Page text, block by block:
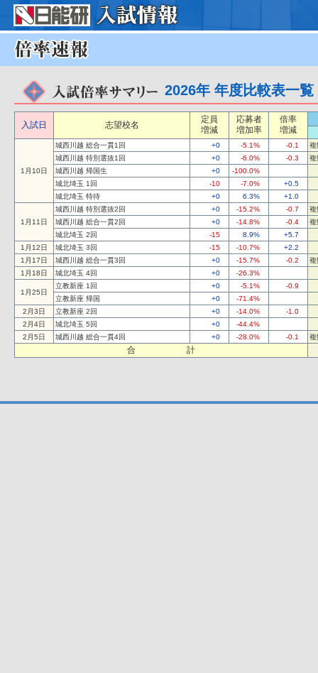
2026年 年度比較表一覧
入試日 志望校名
定員
増減
応募者
増加率
倍率
増減
1月10日
城西川越 総合一貫1回 +0 -5.1% -0.1
城西川越 特別選抜1回
+0 -6.0% -0.3
城西川越 帰国生
+0
-100.0%
城北埼玉 1回
-10 -7.0%
+0.5
城北埼玉 特待
+0 6.3% +1.0
1月11日
城西川越 特別選抜2回 +0 -15.2% -0.7
城西川越 総合一貫2回
+0 -14.8% -0.4
城北埼玉 2回
-15 8.9%
+5.7
1月12日
城北埼玉 3回 -15 -10.7%
+2.2
1月17日
城西川越 総合一貫3回 +0 -15.7% -0.2
1月18日
城北埼玉 4回 +0 -26.3%
1月25日
立教新座 1回 +0 -5.1%
-0.9
立教新座 帰国
+0
-71.4%
2月3日
立教新座 2回 +0 -14.0%
-1.0
2月4日
城北埼玉 5回 +0
-44.4%
2月5日
城西川越 総合一貫4回 +0 -28.0% -0.1
合 計